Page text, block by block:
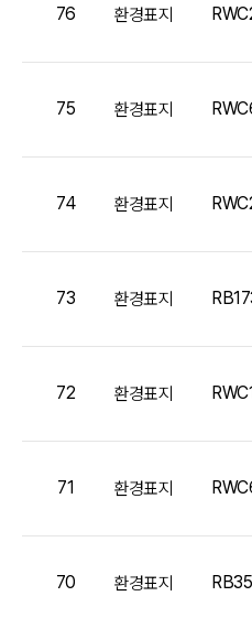
76 환경표지
75 환경표지
74 환경표지
73 환경표지
72 환경표지
71 환경표지
70 환경표지